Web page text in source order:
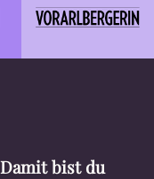
bist du